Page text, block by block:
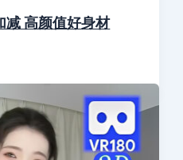
减 高颜值好身材